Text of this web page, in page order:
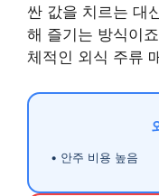
싼 값을 치르는 대
해 즐기는 방식이
체적인 외식 주류
• 안주 비용 높음